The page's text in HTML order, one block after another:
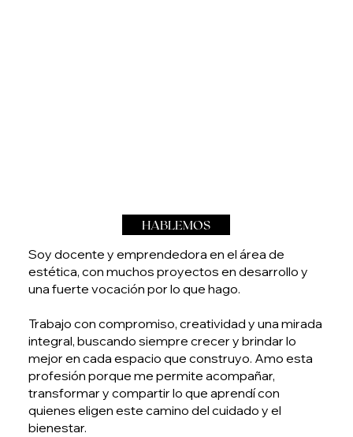
HABLEMOS
Soy docente y emprendedora en el área de
estética, con muchos proyectos en desarrollo y
una fuerte vocación por lo que hago.
Trabajo con compromiso, creatividad y una mirada
integral, buscando siempre crecer y brindar lo
mejor en cada espacio que construyo. Amo esta
profesión porque me permite acompañar,
transformar y compartir lo que aprendí con
quienes eligen este camino del cuidado y el
bienestar.